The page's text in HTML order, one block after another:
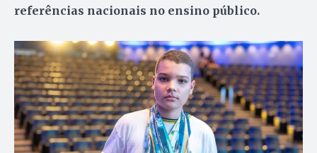
referências nacionais no ensino público.